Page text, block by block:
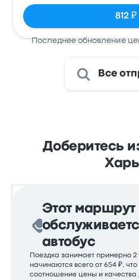
812 ₽
Последнее обновление
Все
Доберитесь
Этот маршрут
автобус
Поездка занимает примерно
начинаются всего от 654 ₽,
соотношение цены и качества